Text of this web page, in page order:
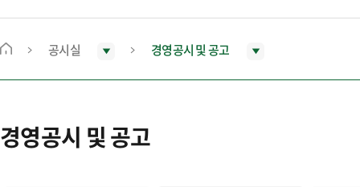
보
메
으
로
공시실 경영공시 및 공고
경영공시 및 공고